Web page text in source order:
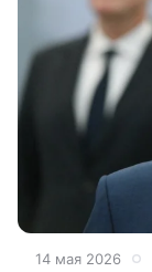
14 мая 2026